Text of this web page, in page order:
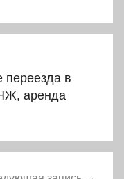
переезда в
аренда